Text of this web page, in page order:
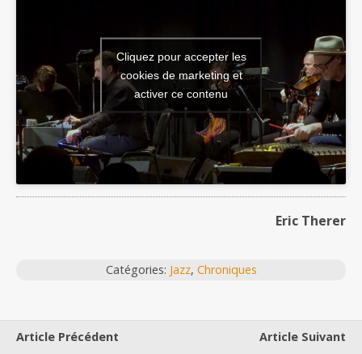
Cliquez pour accepter les
cookies de marketing et
activer ce contenu
Eric Therer
Catégories: Jazz, Chroniques
Article Précédent
Article Suivant